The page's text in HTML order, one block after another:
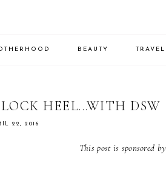
BEAUTY TRAVEL
HEEL...WITH DSW
22, 2016
This post is sponsored by